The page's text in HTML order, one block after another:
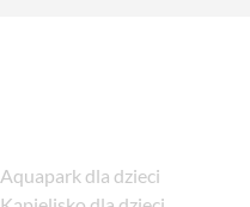
Aquapark dla dzieci